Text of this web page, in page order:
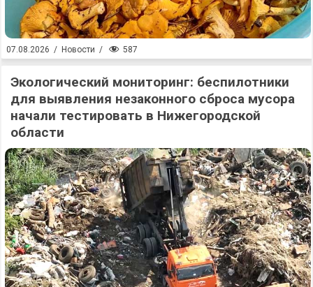
07.08.2026 / Новости / 587
Экологический мониторинг: беспилотники
для выявления незаконного сброса мусора
начали тестировать в Нижегородской
области